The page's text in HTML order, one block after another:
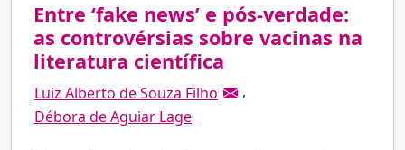
Entre ‘fake news’ e pós-verdade:
as controvérsias sobre vacinas na
literatura científica
Luiz Alberto de Souza Filho
,
Débora de Aguiar Lage